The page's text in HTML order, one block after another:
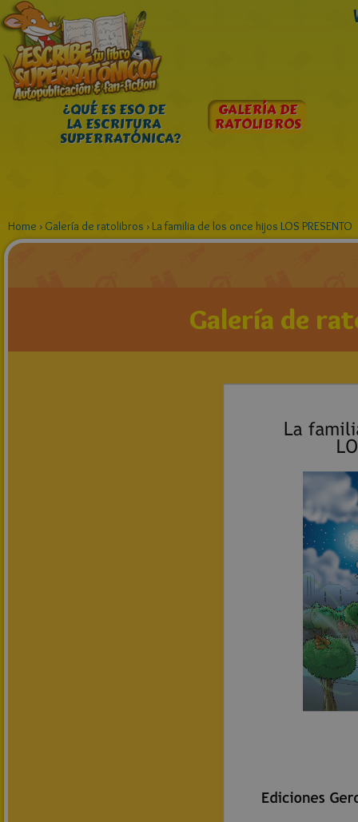
¿QUÉ ES ESO DE
LA ESCRITURA
SUPERRATÓNICA?
GALERÍA DE
RATOLIBROS
Home › Galería de ratolibros › La familia de los once hijos LOS PRESENTO
Galería de